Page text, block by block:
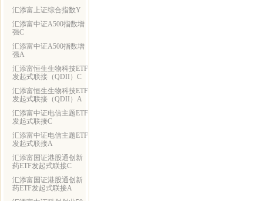
汇添富上证综合指数Y
汇添富中证A500指数增
强C
汇添富中证A500指数增
强A
汇添富恒生生物科技ETF
发起式联接（QDII）C
汇添富恒生生物科技ETF
发起式联接（QDII）A
汇添富中证电信主题ETF
发起式联接C
汇添富中证电信主题ETF
发起式联接A
汇添富国证港股通创新
药ETF发起式联接C
汇添富国证港股通创新
药ETF发起式联接A